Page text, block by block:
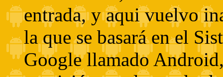
entrada, y aqui vuelvo
la que se basará en el
Google llamado